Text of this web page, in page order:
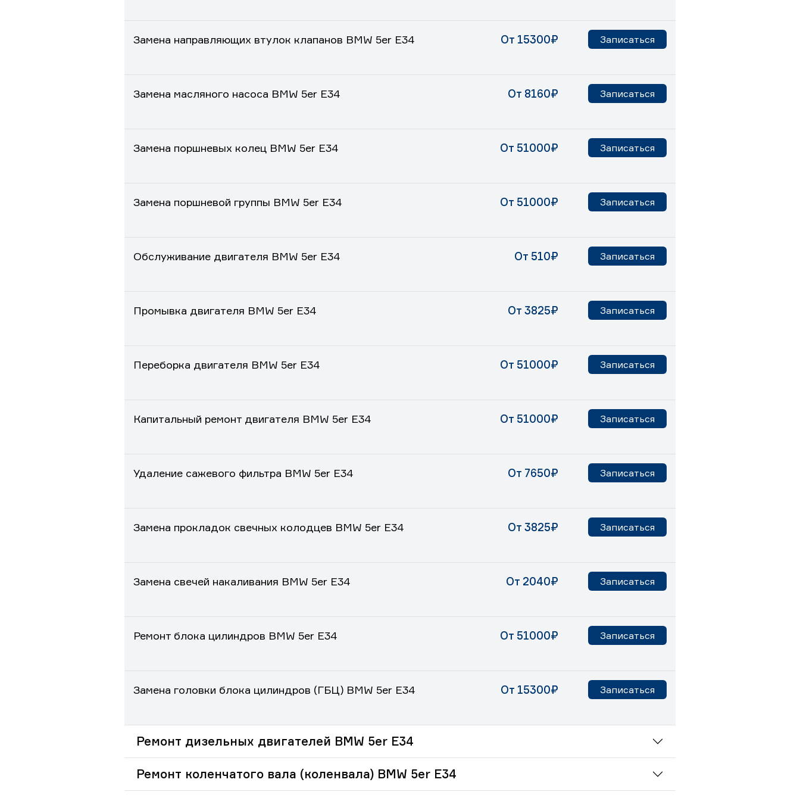
Замена направляющих втулок клапанов BMW 5er E34 От 15300₽ Записаться
Замена масляного насоса BMW 5er E34 От 8160₽ Записаться
Замена поршневых колец BMW 5er E34 От 51000₽ Записаться
Замена поршневой группы BMW 5er E34 От 51000₽ Записаться
Обслуживание двигателя BMW 5er E34 От 510₽ Записаться
Промывка двигателя BMW 5er E34 От 3825₽ Записаться
Переборка двигателя BMW 5er E34 От 51000₽ Записаться
Капитальный ремонт двигателя BMW 5er E34 От 51000₽ Записаться
Удаление сажевого фильтра BMW 5er E34 От 7650₽ Записаться
Замена прокладок свечных колодцев BMW 5er E34 От 3825₽ Записаться
Замена свечей накаливания BMW 5er E34 От 2040₽ Записаться
Ремонт блока цилиндров BMW 5er E34 От 51000₽ Записаться
Замена головки блока цилиндров (ГБЦ) BMW 5er E34 От 15300₽ Записаться
Ремонт дизельных двигателей BMW 5er E34
Ремонт коленчатого вала (коленвала) BMW 5er E34